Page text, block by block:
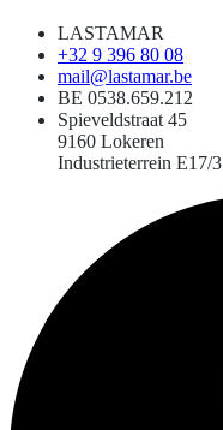
LASTAMAR
+32 9 396 80 08
mail@lastamar.be
BE 0538.659.212
Spieveldstraat 45
9160 Lokeren
Industrieterrein E17/3